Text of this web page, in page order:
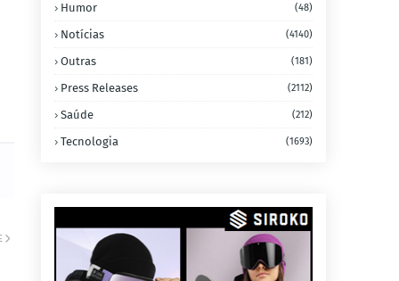
Humor (48)
Notícias (4140)
Outras (181)
Press Releases (2112)
Saúde (212)
Tecnologia (1693)